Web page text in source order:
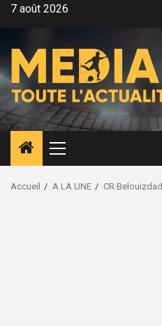
Aller7 août 2026
Menu
principal
Accueil A LA UNE CR Belouizdad